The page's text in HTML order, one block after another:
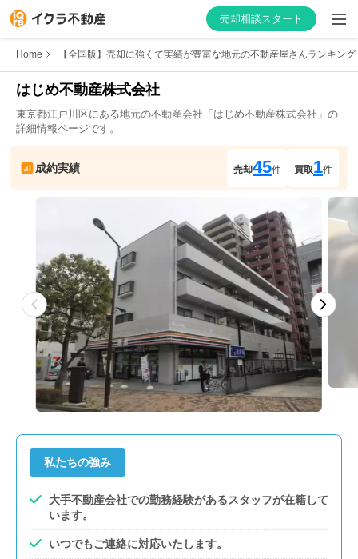
売却相談スタート
はじめての方へ
不動産会社を探す
お家の売却を学ぶ
不動産会社向け情報
Home 【全国版】売却に強くて実績が豊富な地元の不動産屋さんランキング
はじめ不動産株式会社
東京都江戸川区にある地元の不動産会社「 はじめ不動産株式会社 」の
詳細情報ページです。
成約実績 売却45件 買取1件
私たちの強み
大手不動産会社での勤務経験があるスタッフが在籍して
います。
いつでもご連絡に対応いたします。